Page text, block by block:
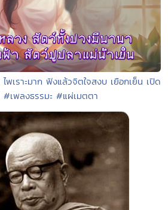
พเราะมาก ฟังแล้วจิตใจสงบ เยือกเย็น เปิด
#เพลงธรรมะ #แผ่เมตตา